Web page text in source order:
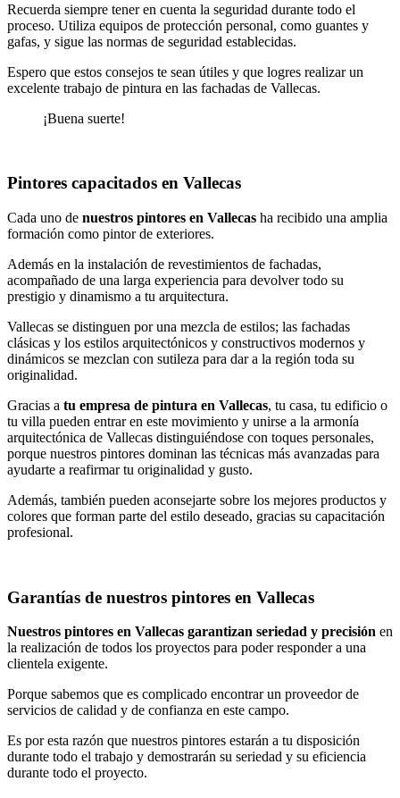
Recuerda siempre tener en cuenta la seguridad durante todo el
proceso. Utiliza equipos de protección personal, como guantes y
gafas, y sigue las normas de seguridad establecidas.
Espero que estos consejos te sean útiles y que logres realizar un
excelente trabajo de pintura en las fachadas de Vallecas.
¡Buena suerte!
Pintores capacitados en Vallecas
Cada uno de nuestros pintores en Vallecas ha recibido una amplia
formación como pintor de exteriores.
Además en la instalación de revestimientos de fachadas,
acompañado de una larga experiencia para devolver todo su
prestigio y dinamismo a tu arquitectura.
Vallecas se distinguen por una mezcla de estilos; las fachadas
clásicas y los estilos arquitectónicos y constructivos modernos y
dinámicos se mezclan con sutileza para dar a la región toda su
originalidad.
Gracias a tu empresa de pintura en Vallecas, tu casa, tu edificio o
tu villa pueden entrar en este movimiento y unirse a la armonía
arquitectónica de Vallecas distinguiéndose con toques personales,
porque nuestros pintores dominan las técnicas más avanzadas para
ayudarte a reafirmar tu originalidad y gusto.
Además, también pueden aconsejarte sobre los mejores productos y
colores que forman parte del estilo deseado, gracias su capacitación
profesional.
Garantías de nuestros pintores en Vallecas
Nuestros pintores en Vallecas garantizan seriedad y precisión en
la realización de todos los proyectos para poder responder a una
clientela exigente.
Porque sabemos que es complicado encontrar un proveedor de
servicios de calidad y de confianza en este campo.
Es por esta razón que nuestros pintores estarán a tu disposición
durante todo el trabajo y demostrarán su seriedad y su eficiencia
durante todo el proyecto.